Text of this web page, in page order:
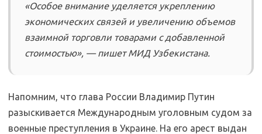
«Особое внимание уделяется укреплению
экономических связей и увеличению объемов
взаимной торговли товарами с добавленной
стоимостью», — пишет МИД Узбекистана.
Напомним, что глава России Владимир Путин
разыскивается Международным уголовным судом за
военные преступления в Украине. На его арест выдан